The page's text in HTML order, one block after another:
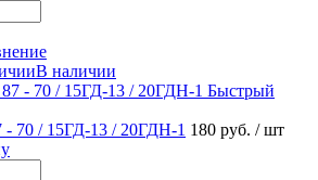
В наличии
Быстрый
- 70 / 15ГД-13 / 20ГДН-1 180 руб. / шт